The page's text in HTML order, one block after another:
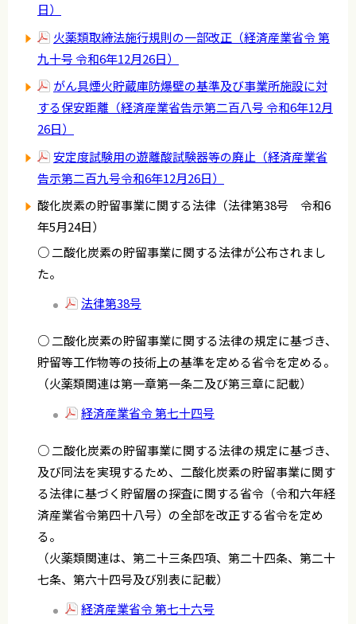
日）
火薬類取締法施行規則の一部改正（経済産業省令 第
九十号 令和6年12月26日）
がん具煙火貯蔵庫防爆壁の基準及び事業所施設に対
する保安距離（経済産業省告示第二百八号 令和6年12月
26日）
安定度試験用の遊離酸試験器等の廃止（経済産業省
告示第二百九号令和6年12月26日）
酸化炭素の貯留事業に関する法律（法律第38号 令和6
年5月24日）
○ 二酸化炭素の貯留事業に関する法律が公布されまし
た。
法律第38号
○ 二酸化炭素の貯留事業に関する法律の規定に基づき、
貯留等工作物等の技術上の基準を定める省令を定める。
（火薬類関連は第一章第一条二及び第三章に記載）
経済産業省令 第七十四号
○ 二酸化炭素の貯留事業に関する法律の規定に基づき、
及び同法を実現するため、二酸化炭素の貯留事業に関す
る法律に基づく貯留層の探査に関する省令（令和六年経
済産業省令第四十八号）の全部を改正する省令を定め
る。
（火薬類関連は、第二十三条四項、第二十四条、第二十
七条、第六十四号及び別表に記載）
経済産業省令 第七十六号